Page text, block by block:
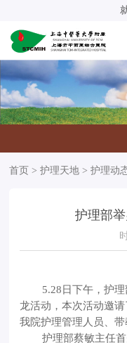
首页 >护理天地 >护理动
护理部
5.28日下午，护
龙活动，本次活动邀
我院护理管理人员、带
护理部蔡敏主任